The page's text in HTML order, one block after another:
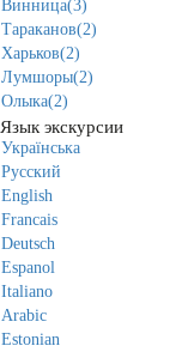
Винница(3)
Тараканов(2)
Харьков(2)
Лумшоры(2)
Олыка(2)
Язык экскурсии
Українська
Русский
English
Francais
Deutsch
Espanol
Italiano
Arabic
Estonian